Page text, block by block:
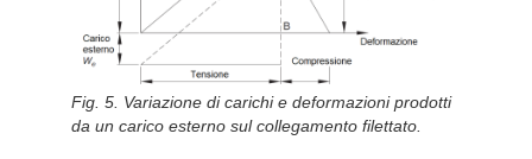
Fig. 5. Variazione di carichi e deformazioni prodotti
da un carico esterno sul collegamento filettato.